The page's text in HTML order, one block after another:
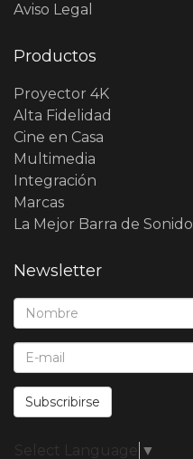
Aviso Legal
Productos
Proyector 4K
Alta Fidelidad
Cine en Casa
Multimedia
Integración
Marcas
La Mejor Barra de Sonido
Newsletter
Nombre*:
E-Mail*:
Subscribirse
Select Language ▼